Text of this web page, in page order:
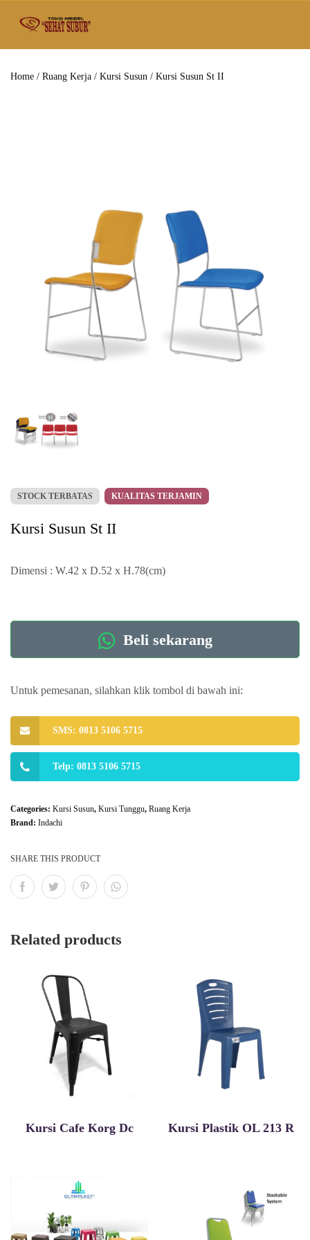
Home / Ruang Kerja / Kursi Susun / Kursi Susun St II
STOCK TERBATAS KUALITAS TERJAMIN
Kursi Susun St II
Dimensi : W.42 x D.52 x H.78(cm)
Beli sekarang
Untuk pemesanan, silahkan klik tombol di bawah ini:
SMS: 0813 5106 5715
Telp: 0813 5106 5715
Categories: Kursi Susun, Kursi Tunggu, Ruang Kerja
Brand: Indachi
SHARE THIS PRODUCT
Related products
Kursi Cafe Korg Dc Kursi Plastik OL 213 R